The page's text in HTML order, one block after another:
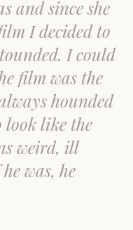
and since she
I decided to
I could
film was the
hounded
look like the
weird, ill
was, he